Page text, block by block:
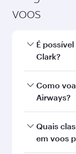
voos
É
Clark?
Sim, a Qatar
Clark.
Como
Airways?
Você pode
Qatar
Quais
em voos